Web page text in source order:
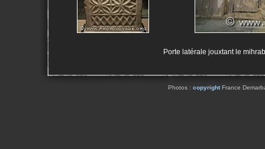
Porte latérale jouxtant le
Photos : copyrightFrance